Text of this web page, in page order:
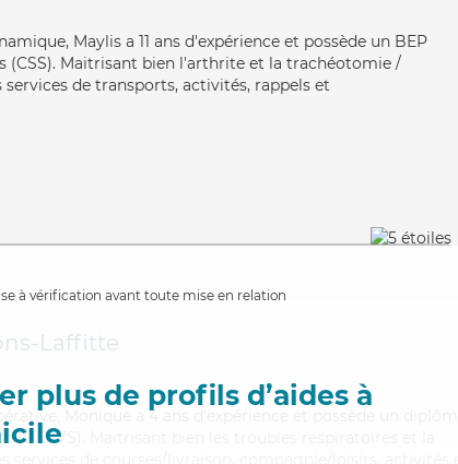
Maylis a 11 ans d'expérience et possède un BEP
(CSS). Maitrisant bien l'arthrite et la trachéotomie /
de transports, activités, rappels et
à vérification avant toute mise en relation
plus de profils d’aides à
Laffitte
Monique a 4 ans d'expérience et possède un diplôme
(DEAVS). Maitrisant bien les troubles respiratoires et la